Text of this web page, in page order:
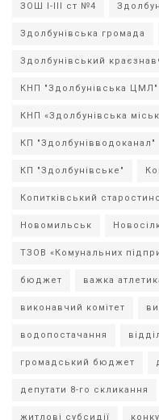
ЗОШ І-ІІІ ст №4
Здолбунівська громада
Здолбунівський
КНП "Здолбунівська ЦМЛ"
КНП «Здолбунівська
КП "Здолбунівводоканал"
КП "Здолбунівське"
Копитківський
Новомильськ
ТЗОВ «Комунальних
бюджет важка
виконавчий комітет
водопостачання
громадський бюджет
депутати 8-го скликання
житлові субсидії